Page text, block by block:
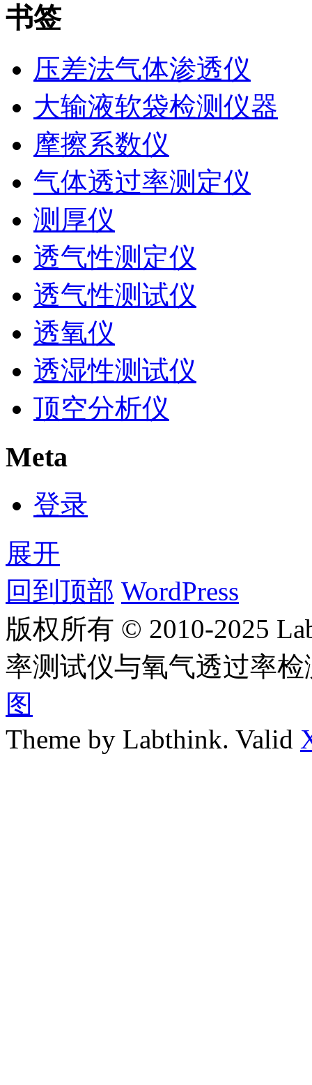
书签
压差法气体渗透仪
大输液软袋检测仪器
摩擦系数仪
气体透过率测定仪
测厚仪
透气性测定仪
透气性测试仪
透氧仪
透湿性测试仪
顶空分析仪
Meta
登录
展开
回到顶部 WordPress
版权所有 © 2010-2025
率测试仪与氧气透过率
图
Theme by Labthink. Valid